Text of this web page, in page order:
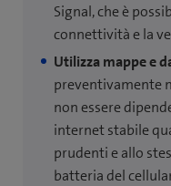
Signal, che è
connettività e la
Utilizza mappe e
preventivamente
non essere
internet stabile
prudenti e allo
batteria del